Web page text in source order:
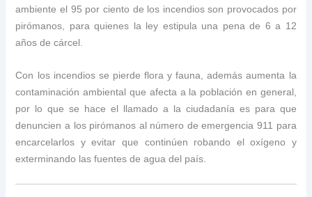
ambiente el 95 por ciento de los incendios son provocados por
pirómanos, para quienes la ley estipula una pena de 6 a 12
años de cárcel.
Con los incendios se pierde flora y fauna, además aumenta la
contaminación ambiental que afecta a la población en general,
por lo que se hace el llamado a la ciudadanía es para que
denuncien a los pirómanos al número de emergencia 911 para
encarcelarlos y evitar que continúen robando el oxígeno y
exterminando las fuentes de agua del país.